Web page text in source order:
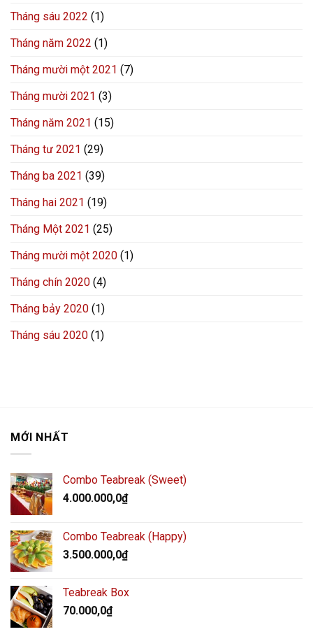
Tháng sáu 2022 (1)
Tháng năm 2022 (1)
Tháng mười một 2021 (7)
Tháng mười 2021 (3)
Tháng năm 2021 (15)
Tháng tư 2021 (29)
Tháng ba 2021 (39)
Tháng hai 2021 (19)
Tháng Một 2021 (25)
Tháng mười một 2020 (1)
Tháng chín 2020 (4)
Tháng bảy 2020 (1)
Tháng sáu 2020 (1)
MỚI NHẤT
Combo Teabreak (Sweet)
4.000.000,0₫
Combo Teabreak (Happy)
3.500.000,0₫
Teabreak Box
70.000,0₫